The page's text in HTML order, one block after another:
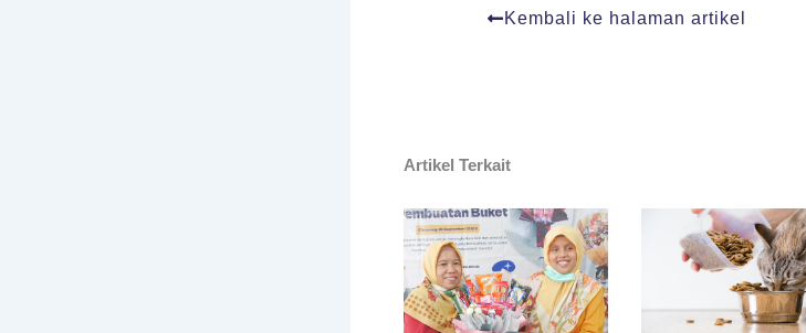
Kembali ke halaman artikel
Artikel Terkait